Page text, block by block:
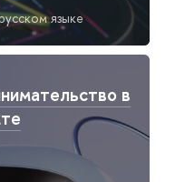
языке
в